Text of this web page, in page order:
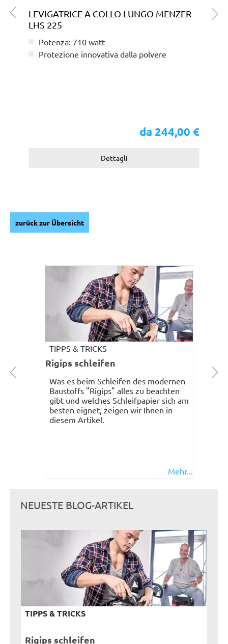
LEVIGATRICE A COLLO LUNGO MENZER
LHS 225
Potenza: 710 watt
Protezione innovativa dalla polvere
da 244,00 €
Dettagli
zurück zur Übersicht
TIPPS & TRICKS
Rigips schleifen
Was es beim Schleifen des modernen
Baustoffs "Rigips" alles zu beachten
gibt und welches Schleifpapier sich am
besten eignet, zeigen wir Ihnen in
diesem Artikel.
Mehr...
NEUESTE BLOG-ARTIKEL
TIPPS & TRICKS
Rigips schleifen